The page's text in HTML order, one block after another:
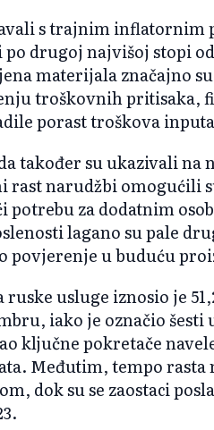
s trajnim inflatornim
drugoj najvišoj stopi
materijala značajno
troškovnih pritisaka,
porast troškova
također su ukazivali na
rast narudžbi omogućili
potrebu za dodatnim
lagano su pale
povjerenje u buduću
usluge iznosio je
iako je označio šesti
ključne pokretače
Međutim, tempo rasta
dok su se zaostaci